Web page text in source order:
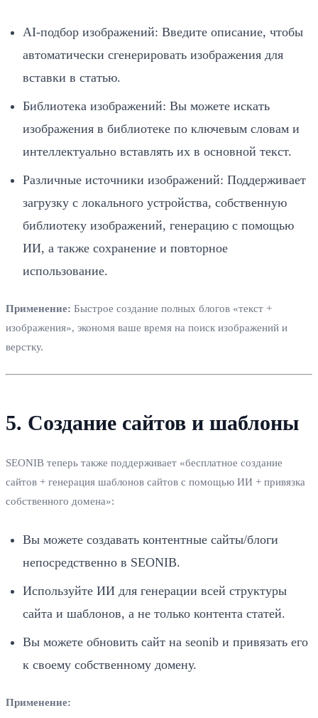
AI-подбор изображений: Введите описание, чтобы
автоматически сгенерировать изображения для
вставки в статью.
Библиотека изображений: Вы можете искать
изображения в библиотеке по ключевым словам и
интеллектуально вставлять их в основной текст.
Различные источники изображений: Поддерживает
загрузку с локального устройства, собственную
библиотеку изображений, генерацию с помощью
ИИ, а также сохранение и повторное
использование.
Применение: Быстрое создание полных блогов «текст +
изображения», экономя ваше время на поиск изображений и
верстку.
5. Создание сайтов и шаблоны
SEONIB теперь также поддерживает «бесплатное создание
сайтов + генерация шаблонов сайтов с помощью ИИ + привязка
собственного домена»:
Вы можете создавать контентные сайты/блоги
непосредственно в SEONIB.
Используйте ИИ для генерации всей структуры
сайта и шаблонов, а не только контента статей.
Вы можете обновить сайт на seonib и привязать его
к своему собственному домену.
Применение: